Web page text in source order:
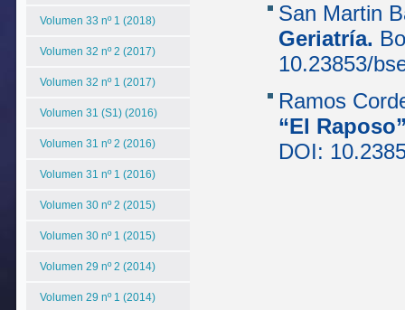
Volumen 33 nº 1 (2018)
Volumen 32 nº 2 (2017)
Volumen 32 nº 1 (2017)
Volumen 31 (S1) (2016)
Volumen 31 nº 2 (2016)
Volumen 31 nº 1 (2016)
Volumen 30 nº 2 (2015)
Volumen 30 nº 1 (2015)
Volumen 29 nº 2 (2014)
Volumen 29 nº 1 (2014)
San Martin
Geriatría.
10.23853/
Ramos
“El
DOI: